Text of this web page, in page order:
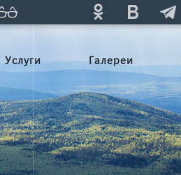
Услуги Галереи